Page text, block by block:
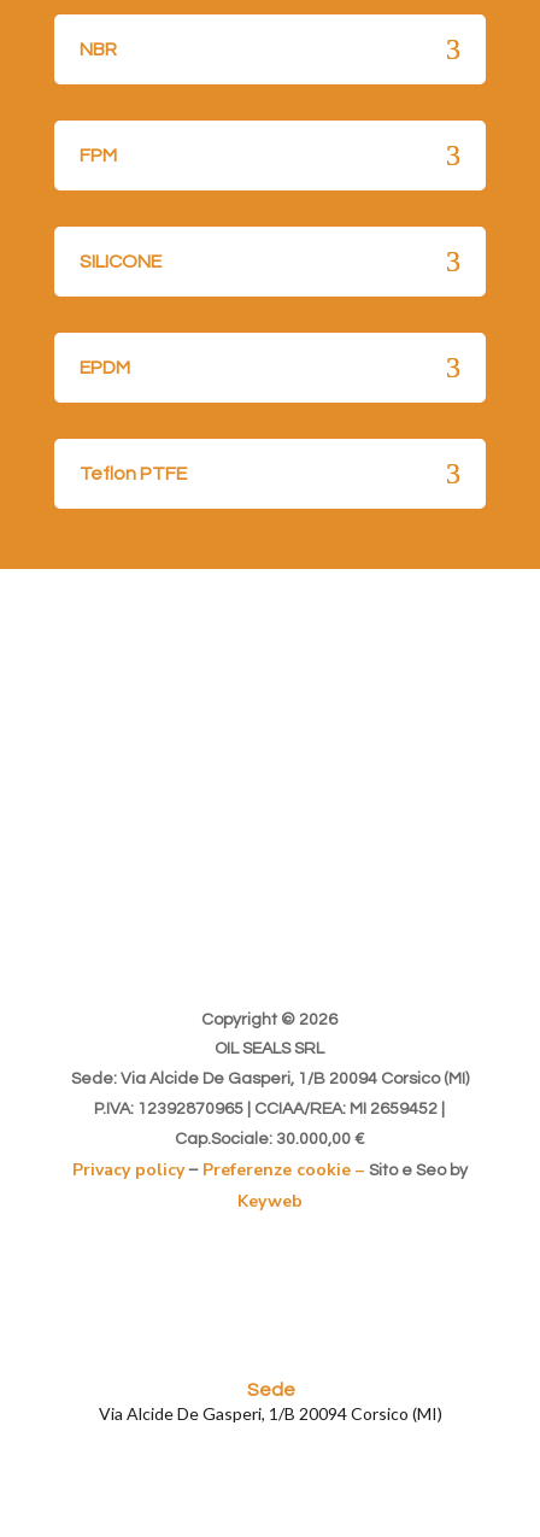
NBR
FPM
SILICONE
EPDM
Teflon PTFE
Copyright © 2026
OIL SEALS SRL
Sede: Via Alcide De Gasperi, 1/B 20094 Corsico (MI)
P.IVA: 12392870965 | CCIAA/REA: MI 2659452 |
Cap.Sociale: 30.000,00 €
Privacy policy– Preferenze cookie – Sito e Seo by
Keyweb
Sede
Via Alcide De Gasperi, 1/B 20094 Corsico (MI)